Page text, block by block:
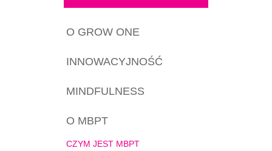
O GROW ONE
INNOWACYJNOŚĆ
MINDFULNESS
O MBPT
CZYM JEST MBPT